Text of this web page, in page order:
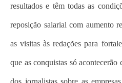
resultados e têm todas as
reposição salarial com aumento
as visitas às redações para
que as conquistas só
dos jornalistas sobre as